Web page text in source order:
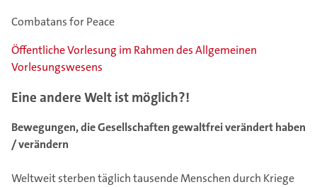
Combatans for Peace
Öffentliche Vorlesung im Rahmen des Allgemeinen
Vorlesungswesens
Eine andere Welt ist möglich?!
Bewegungen, die Gesellschaften gewaltfrei verändert haben
/ verändern
Weltweit sterben täglich tausende Menschen durch Kriege